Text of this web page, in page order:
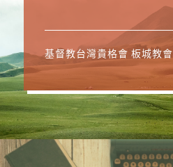
基督教台灣貴格會 板城教會